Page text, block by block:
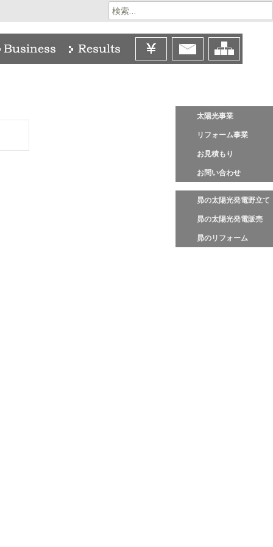
太陽光事業
リフォーム事業
お見積もり
お問い合わせ
昴の太陽光発電野立て
昴の太陽光発電販売
昴のリフォーム
検
索: